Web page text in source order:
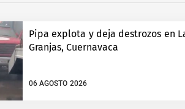
Pipa explota y deja destrozos en
Granjas, Cuernavaca
06 AGOSTO 2026